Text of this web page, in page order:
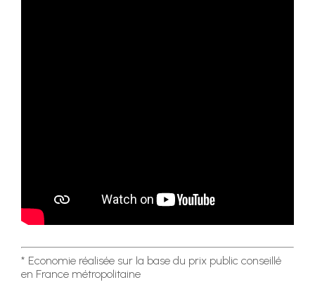
* Economie réalisée sur la base du prix public conseillé
en France métropolitaine